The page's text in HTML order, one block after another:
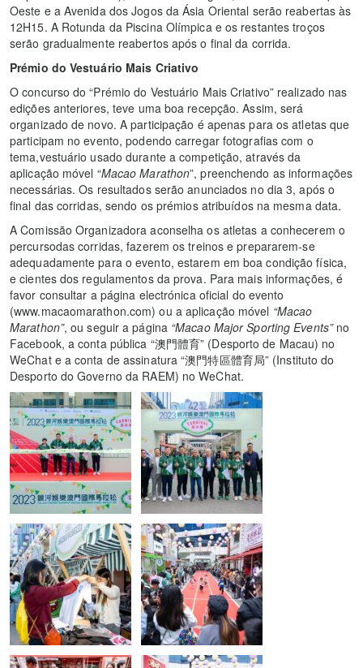
Oeste e a Avenida dos Jogos da Ásia Oriental serão reabertas às
12H15. A Rotunda da Piscina Olímpica e os restantes troços
serão gradualmente reabertos após o final da corrida.
Prémio do Vestuário Mais Criativo
O concurso do “Prémio do Vestuário Mais Criativo” realizado nas
edições anteriores, teve uma boa recepção. Assim, será
organizado de novo. A participação é apenas para os atletas que
participam no evento, podendo carregar fotografias com o
tema,vestuário usado durante a competição, através da
aplicação móvel “Macao Marathon”, preenchendo as informações
necessárias. Os resultados serão anunciados no dia 3, após o
final das corridas, sendo os prémios atribuídos na mesma data.
A Comissão Organizadora aconselha os atletas a conhecerem o
percursodas corridas, fazerem os treinos e prepararem-se
adequadamente para o evento, estarem em boa condição física,
e cientes dos regulamentos da prova. Para mais informações, é
favor consultar a página electrónica oficial do evento
(www.macaomarathon.com) ou a aplicação móvel “Macao
Marathon”, ou seguir a página “Macao Major Sporting Events”no
Facebook, a conta pública “澳門體育” (Desporto de Macau) no
WeChat e a conta de assinatura “澳門特區體育局” (Instituto do
Desporto do Governo da RAEM) no WeChat.